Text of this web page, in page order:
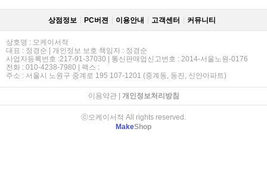
상점정보 PC버젼 이용안내 고객센터 커뮤니티
상호명 : 오케이서적
대표 : 정경순 | 개인정보 보호 책임자 : 정경순
사업자등록번호 :217-91-37030 | 통신판매업신고번호 : 2014-서울노원-0176
전화 : 010-4238-7980 | 팩스 :
주소 : 서울시 노원구 중계로 195 107-1201 (중계동, 동진, 신안아파트)
이용약관| 개인정보처리방침
ⓒ오케이서적 All rights reserved.
MakeShop